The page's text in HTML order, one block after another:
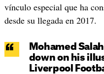
vínculo especial que ha
desde su llegada en 2017.
Mohamed
down on his
Liverpool